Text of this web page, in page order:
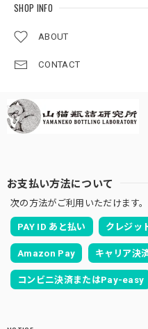
SHOP INFO
ABOUT
CONTACT
お支払い方法について
次の方法がご利用いただけます。
PAY ID あと払い クレジッ
Amazon Pay キャリア決
コンビニ決済またはPay-easy